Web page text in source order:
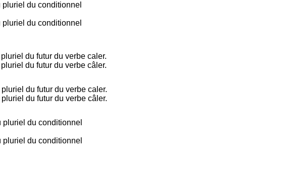
du conditionnel
du conditionnel
du futur du verbe caler.
du futur du verbe câler.
du futur du verbe caler.
du futur du verbe câler.
pluriel du conditionnel
pluriel du conditionnel